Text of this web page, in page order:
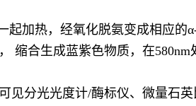
起加热，经氧化脱氨变成相应
缩合生成蓝紫色物质，在580nm
见分光光度计/酶标仪、微量石英